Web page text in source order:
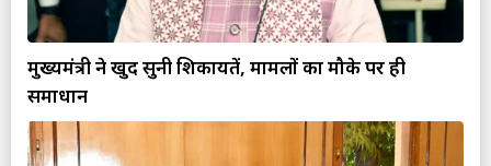
मुख्यमंत्री ने खुद सुनी शिकायतें, मामलों का मौके पर ही
समाधान